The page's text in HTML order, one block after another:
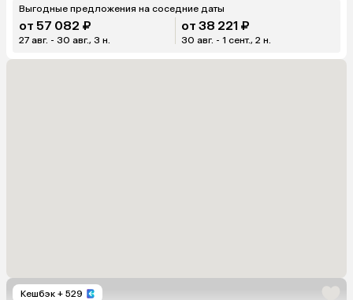
Выгодные предложения на соседние даты
от 57 082 ₽
27 авг. - 30 авг., 3 н.
от 38 221 ₽
30 авг. - 1 сент., 2 н.
Кешбэк + 529